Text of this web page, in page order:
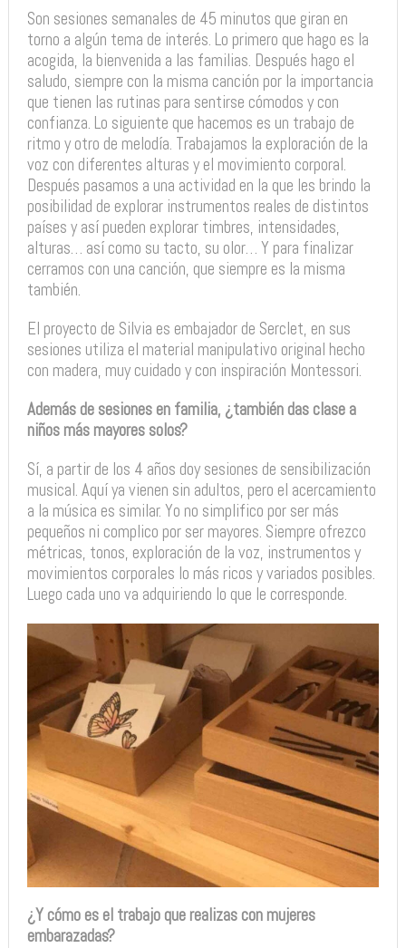
Son sesiones semanales de 45 minutos que giran en
torno a algún tema de interés. Lo primero que hago es la
acogida, la bienvenida a las familias. Después hago el
saludo, siempre con la misma canción por la importancia
que tienen las rutinas para sentirse cómodos y con
confianza. Lo siguiente que hacemos es un trabajo de
ritmo y otro de melodía. Trabajamos la exploración de la
voz con diferentes alturas y el movimiento corporal.
Después pasamos a una actividad en la que les brindo la
posibilidad de explorar instrumentos reales de distintos
países y así pueden explorar timbres, intensidades,
alturas… así como su tacto, su olor… Y para finalizar
cerramos con una canción, que siempre es la misma
también.
El proyecto de Silvia es embajador de Serclet, en sus
sesiones utiliza el material manipulativo original hecho
con madera, muy cuidado y con inspiración Montessori.
Además de sesiones en familia, ¿también das clase a
niños más mayores solos?
Sí, a partir de los 4 años doy sesiones de sensibilización
musical. Aquí ya vienen sin adultos, pero el acercamiento
a la música es similar. Yo no simplifico por ser más
pequeños ni complico por ser mayores. Siempre ofrezco
métricas, tonos, exploración de la voz, instrumentos y
movimientos corporales lo más ricos y variados posibles.
Luego cada uno va adquiriendo lo que le corresponde.
¿Y cómo es el trabajo que realizas con mujeres
embarazadas?